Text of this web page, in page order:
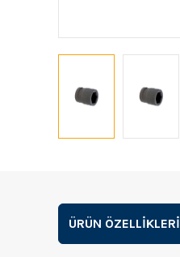
ÜRÜN ÖZELLIKLERI